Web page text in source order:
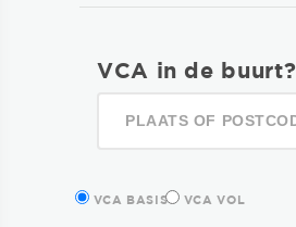
VCA in de buurt?
VCA BASIS VCA VOL